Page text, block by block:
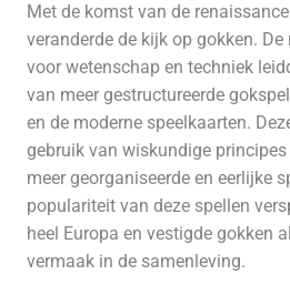
Met de komst van de
veranderde de kijk op gokken.
voor wetenschap en techniek
van meer gestructureerde
en de moderne speelkaarten.
gebruik van wiskundige principes
meer georganiseerde en eerlijke
populariteit van deze spellen
heel Europa en vestigde gokken
vermaak in de samenleving.